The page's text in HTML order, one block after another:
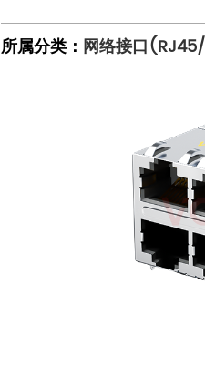
所属分类： 网络接口(RJ45/